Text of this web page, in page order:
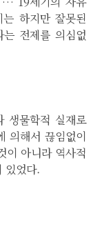
하지만 잘못된
전제를 의심없
생물학적 실재로
의해서 끊임없이
이 아니라 역사적
있었다.